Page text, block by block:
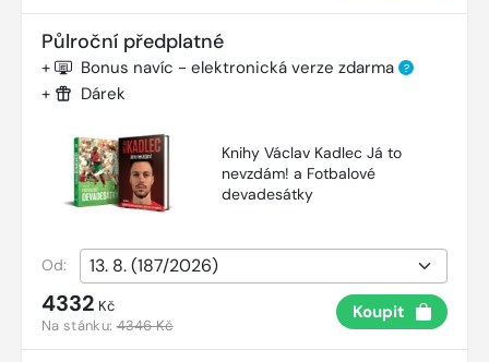
Půlroční předplatné
+ Bonus navíc - elektronická verze zdarma ?
+ Dárek
Knihy Václav Kadlec Já to
nevzdám! a Fotbalové
devadesátky
Od:
4332 Kč
Na stánku:4346 Kč
Koupit